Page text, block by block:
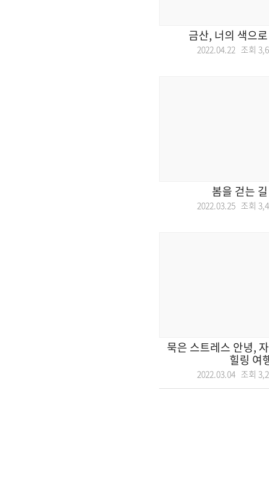
금산, 너의 색으
2022.04.22 조회
봄을 걷는
2022.03.25 조회
묵은 스트레스 안녕,
힐링 여
2022.03.04 조회